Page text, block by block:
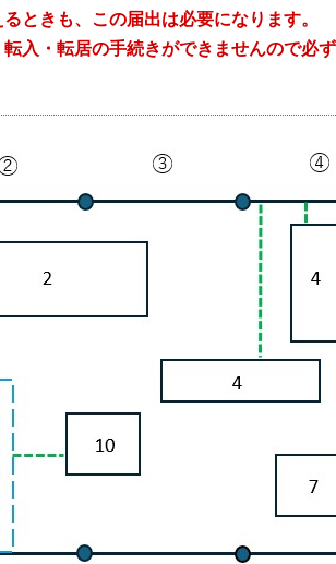
ときも、この届出は必要になります。
入・転居の手続きができませんので必ず